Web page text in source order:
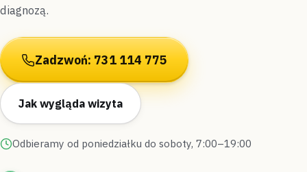
diagnozą.
Zadzwoń: 731 114 775
Jak wygląda wizyta
Odbieramy od poniedziałku do soboty, 7:00–19:00